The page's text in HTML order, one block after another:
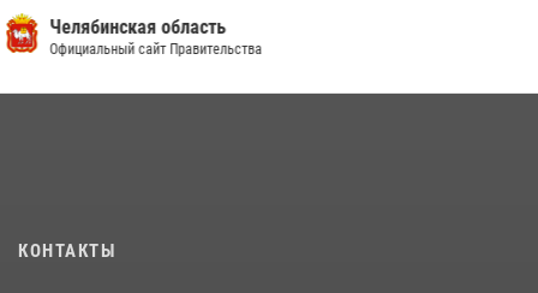
13 июля 2026, 03:02 5Законодательное Собрание
Челябинской области
КОНТАКТЫ